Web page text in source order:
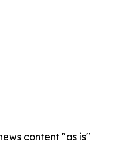
content "as is"